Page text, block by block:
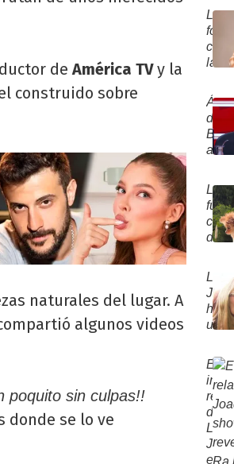
de América TVy la
construido sobre
naturales del lugar. A
algunos videos
poquito sin culpas!!
donde se lo ve
que
Luck
Ra
la
de
dejar
a
La
"Ella
lo..."
La
foto
con
la
que
de
Brito
de
una
La
de
Ra
tras
su
La
"Me
La
hizo
un
por
Luck
Ra
tras
la
El
relato
de
La
en